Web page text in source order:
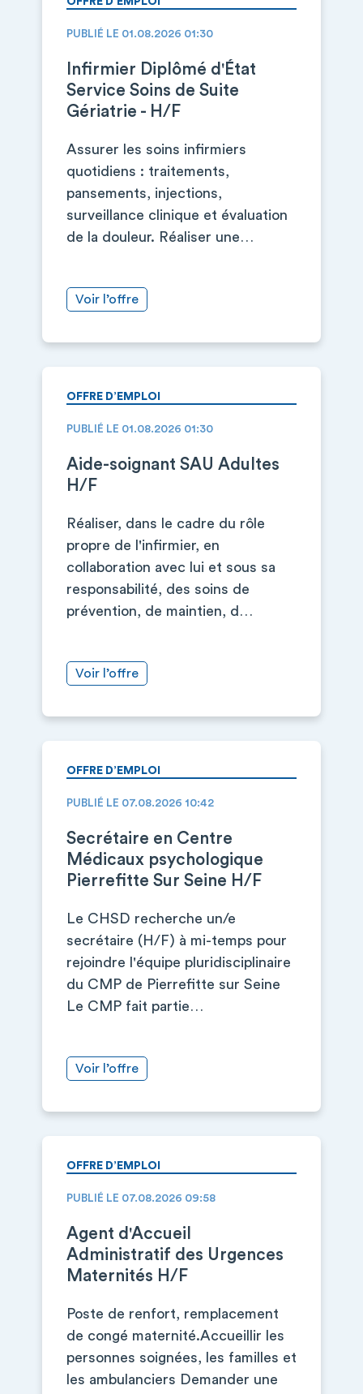
PUBLIÉ LE 01.08.2026 01:30
Infirmier Diplômé d'État
Service Soins de Suite
Gériatrie - H/F
Assurer les soins infirmiers
quotidiens : traitements,
pansements, injections,
surveillance clinique et évaluation
de la douleur. Réaliser une…
Voir l’offre
OFFRE D’EMPLOI
PUBLIÉ LE 01.08.2026 01:30
Aide-soignant SAU Adultes
H/F
Réaliser, dans le cadre du rôle
propre de l'infirmier, en
collaboration avec lui et sous sa
responsabilité, des soins de
prévention, de maintien, d…
Voir l’offre
OFFRE D’EMPLOI
PUBLIÉ LE 07.08.2026 10:42
Secrétaire en Centre
Médicaux psychologique
Pierrefitte Sur Seine H/F
Le CHSD recherche un/e
secrétaire (H/F) à mi-temps pour
rejoindre l'équipe pluridisciplinaire
du CMP de Pierrefitte sur Seine
Le CMP fait partie…
Voir l’offre
OFFRE D’EMPLOI
PUBLIÉ LE 07.08.2026 09:58
Agent d'Accueil
Administratif des Urgences
Maternités H/F
Poste de renfort, remplacement
de congé maternité.Accueillir les
personnes soignées, les familles et
les ambulanciers Demander une